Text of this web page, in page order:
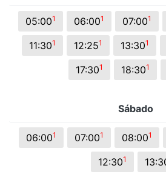
05:001 06:001 07:001
11:301 12:251 13:301
17:301 18:301
Sábado
06:001 07:001 08:001
12:301